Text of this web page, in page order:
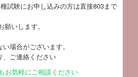
試験にお申し込みの方は直接803まで
いします。
場合がございます。
、ご連絡ください
お気軽にご相談ください